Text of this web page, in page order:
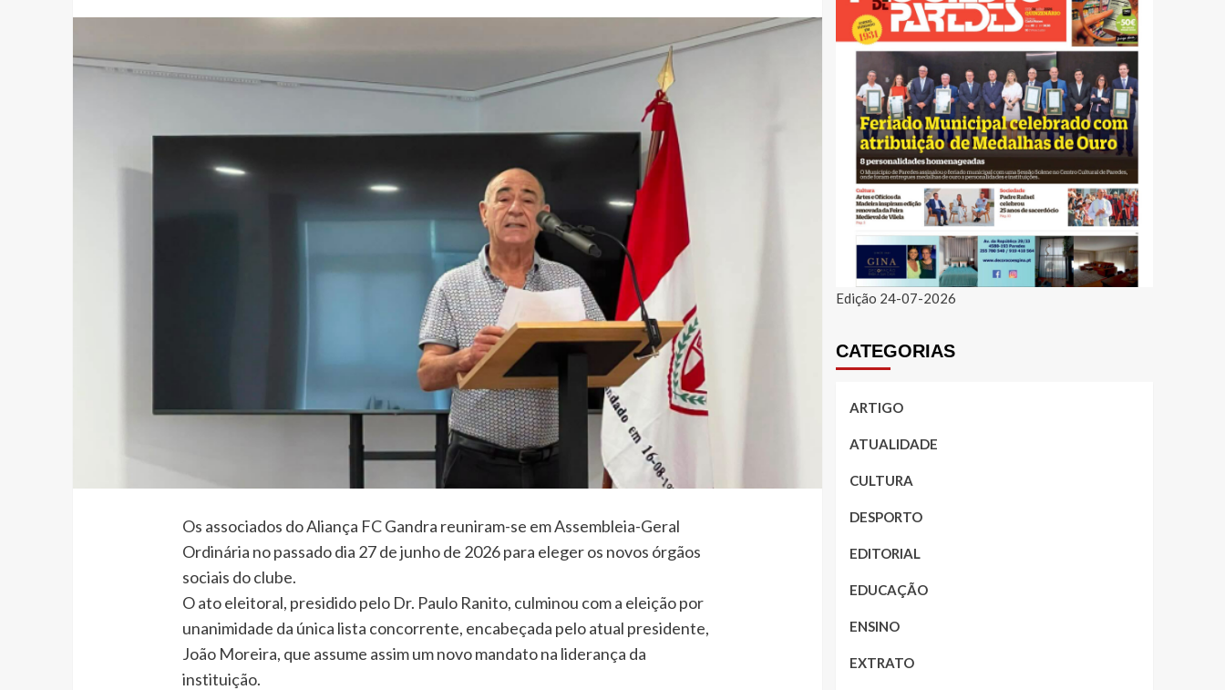
Os associados do Aliança FC Gandra reuniram-se em Assembleia-Geral
Ordinária no passado dia 27 de junho de 2026 para eleger os novos órgãos
sociais do clube.
O ato eleitoral, presidido pelo Dr. Paulo Ranito, culminou com a eleição por
unanimidade da única lista concorrente, encabeçada pelo atual presidente,
João Moreira, que assume assim um novo mandato na liderança da
instituição.
Edição 24-07-2026
CATEGORIAS
ARTIGO
ATUALIDADE
CULTURA
DESPORTO
EDITORIAL
EDUCAÇÃO
ENSINO
EXTRATO